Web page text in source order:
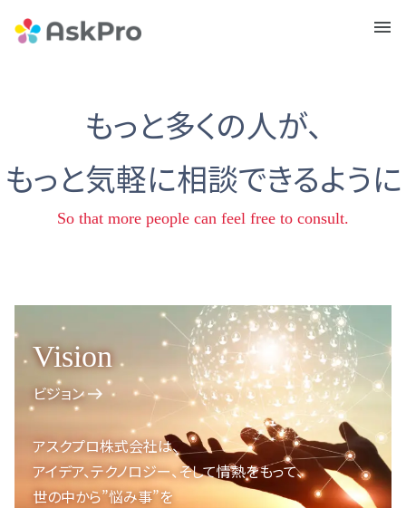
もっと多くの人が、
もっと気軽に相談できるように
So that more people can feel free to consult.
Vision
ビジョン
アスクプロ株式会社は、
アイデア、テクノロジー、そして情熱をもって、
世の中から”悩み事”を